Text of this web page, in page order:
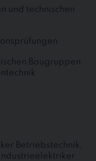
und technischen
Baugruppen
Betriebstechnik,